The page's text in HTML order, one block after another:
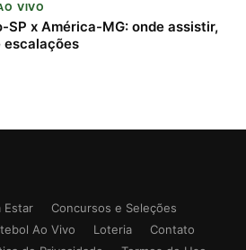
VIVO
SP x América-MG: onde assistir,
escalações
Estar
Concursos e Seleções
Ao Vivo Loteria
Contato